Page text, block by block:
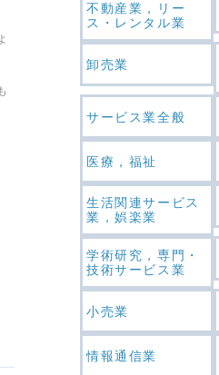
不動産業，リー
ス・レンタル業
卸売業
サービス業全般
医療，福祉
生活関連サービス
業，娯楽業
学術研究，専門・
技術サービス業
小売業
情報通信業